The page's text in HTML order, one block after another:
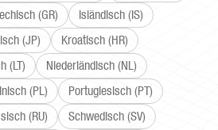
(GR)
Isländisch (IS)
(JP)
Kroatisch (HR)
(LT)
Niederländisch (NL)
(PL)
Portugiesisch (PT)
(RU)
Schwedisch (SV)